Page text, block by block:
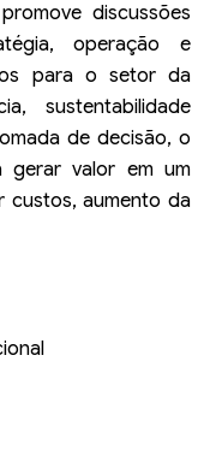
promove discussões
operação e
para o setor da
sustentabilidade
de decisão, o
gerar valor em um
custos, aumento da